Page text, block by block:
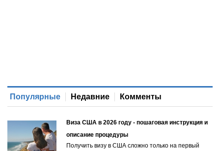
Популярные Недавние Комменты
Виза США в 2026 году - пошаговая инструкция и
описание процедуры
Получить визу в США сложно только на первый